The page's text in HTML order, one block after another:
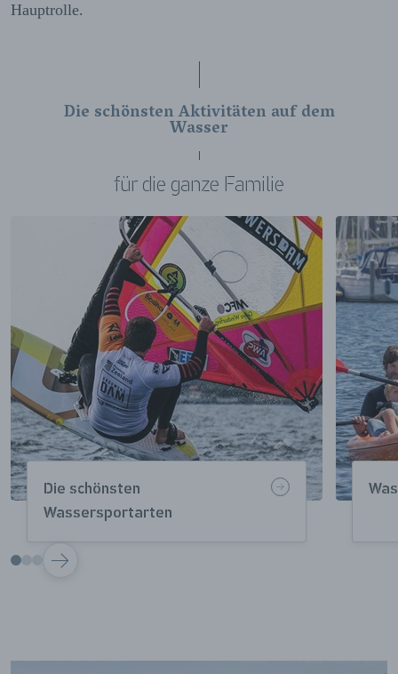
Hauptrolle.
Die schönsten Aktivitäten auf dem
Wasser
für die ganze Familie
Die schönsten
Wassersportarten
VOLGENDE